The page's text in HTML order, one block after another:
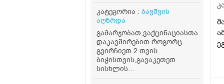
კატეგორია : ბავშვის
აღზრდა
გამარჯობათ,ვაქცინაციასთან
დაკავშირებით როგორც
გვირჩიეთ 2 თვის
ბიჭისთვის,გავაკეთეთ
სისხლის
ანალიზი,ლეიკოციტები